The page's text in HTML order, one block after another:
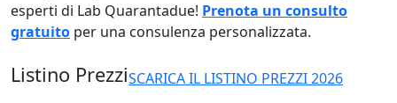
esperti di Lab Quarantadue! Prenota un consulto
gratuito per una consulenza personalizzata.
Listino PrezziSCARICA IL LISTINO PREZZI 2026